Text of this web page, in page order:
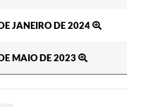
JANEIRO DE 2024
MAIO DE 2023